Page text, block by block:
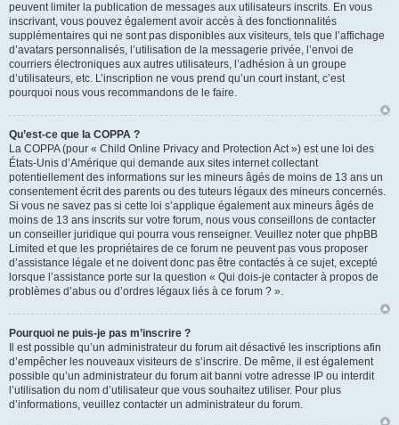
peuvent limiter la publication de messages aux utilisateurs inscrits. En vous
inscrivant, vous pouvez également avoir accès à des fonctionnalités
supplémentaires qui ne sont pas disponibles aux visiteurs, tels que l’affichage
d’avatars personnalisés, l’utilisation de la messagerie privée, l’envoi de
courriers électroniques aux autres utilisateurs, l’adhésion à un groupe
d’utilisateurs, etc. L’inscription ne vous prend qu’un court instant, c’est
pourquoi nous vous recommandons de le faire.
Qu’est-ce que la COPPA ?
La COPPA (pour « Child Online Privacy and Protection Act ») est une loi des
États-Unis d’Amérique qui demande aux sites internet collectant
potentiellement des informations sur les mineurs âgés de moins de 13 ans un
consentement écrit des parents ou des tuteurs légaux des mineurs concernés.
Si vous ne savez pas si cette loi s’applique également aux mineurs âgés de
moins de 13 ans inscrits sur votre forum, nous vous conseillons de contacter
un conseiller juridique qui pourra vous renseigner. Veuillez noter que phpBB
Limited et que les propriétaires de ce forum ne peuvent pas vous proposer
d’assistance légale et ne doivent donc pas être contactés à ce sujet, excepté
lorsque l’assistance porte sur la question « Qui dois-je contacter à propos de
problèmes d’abus ou d’ordres légaux liés à ce forum ? ».
Pourquoi ne puis-je pas m’inscrire ?
Il est possible qu’un administrateur du forum ait désactivé les inscriptions afin
d’empêcher les nouveaux visiteurs de s’inscrire. De même, il est également
possible qu’un administrateur du forum ait banni votre adresse IP ou interdit
l’utilisation du nom d’utilisateur que vous souhaitez utiliser. Pour plus
d’informations, veuillez contacter un administrateur du forum.